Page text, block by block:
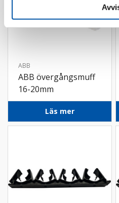
ABB
ABB övergångsmuff
16-20mm
Läs mer